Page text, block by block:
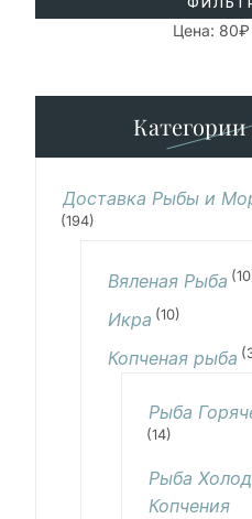
Цена: 80₽
Категории
Доставка Рыбы и
(194)
Вяленая Рыба
Икра (10)
Копченая рыба
Рыба
(14)
Рыба
Копчения